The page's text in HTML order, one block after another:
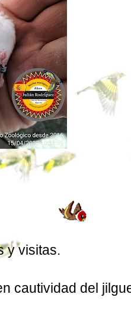
y visitas.
cautividad del